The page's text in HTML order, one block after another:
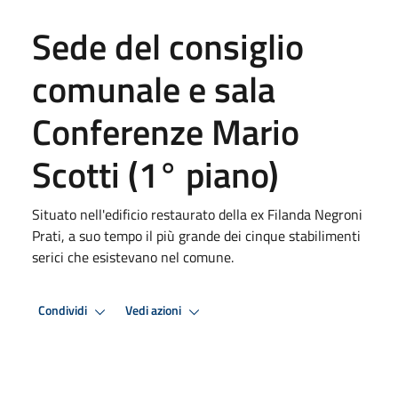
Sede del consiglio
comunale e sala
Conferenze Mario
Scotti (1° piano)
Situato nell'edificio restaurato della ex Filanda Negroni
Prati, a suo tempo il più grande dei cinque stabilimenti
serici che esistevano nel comune.
Condividi Vedi azioni